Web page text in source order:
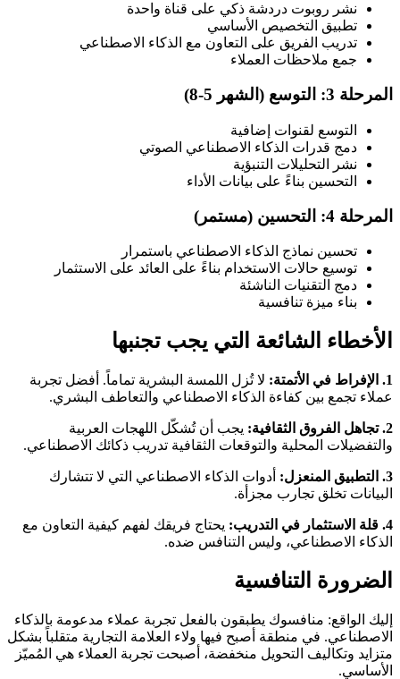
نشر روبوت دردشة ذكي على قناة واحدة
تطبيق التخصيص الأساسي
تدريب الفريق على التعاون مع الذكاء الاصطناعي
جمع ملاحظات العملاء
المرحلة 3: التوسع (الشهر 5-8)
التوسع لقنوات إضافية
دمج قدرات الذكاء الاصطناعي الصوتي
نشر التحليلات التنبؤية
التحسين بناءً على بيانات الأداء
المرحلة 4: التحسين (مستمر)
تحسين نماذج الذكاء الاصطناعي باستمرار
توسيع حالات الاستخدام بناءً على العائد على الاستثمار
دمج التقنيات الناشئة
بناء ميزة تنافسية
الأخطاء الشائعة التي يجب تجنبها
لا تُزل اللمسة البشرية تماماً. أفضل تجربة
عملاء تجمع بين كفاءة الذكاء الاصطناعي والتعاطف البشري.
يجب أن تُشكّل اللهجات العربية
والتفضيلات المحلية والتوقعات الثقافية تدريب ذكائك الاصطناعي.
أدوات الذكاء الاصطناعي التي لا تتشارك
البيانات تخلق تجارب مجزأة.
يحتاج فريقك لفهم كيفية التعاون مع
الذكاء الاصطناعي، وليس التنافس ضده.
الضرورة التنافسية
إليك الواقع: منافسوك يطبقون بالفعل تجربة عملاء مدعومة بالذكاء
الاصطناعي. في منطقة أصبح فيها ولاء العلامة التجارية متقلباً بشكل
متزايد وتكاليف التحويل منخفضة، أصبحت تجربة العملاء هي المُميّز
الأساسي.